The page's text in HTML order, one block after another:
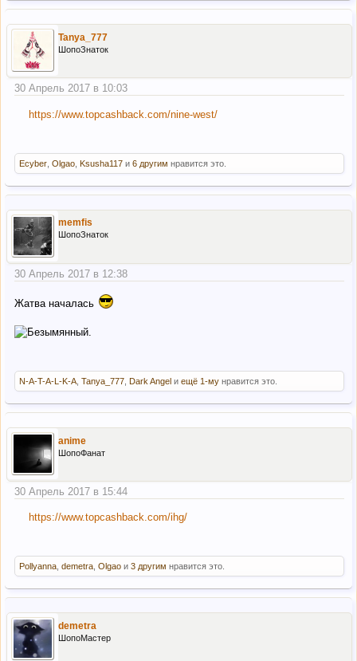
Tanya_777
ШопоЗнаток
30 Апрель 2017 в 10:03
https://www.topcashback.com/nine-west/
Ecyber Olgao Ksusha117 и 6 другим нравится это.
memfis
ШопоЗнаток
30 Апрель 2017 в 12:38
Жатва началась
N-A-T-A-L-K-A Tanya_777 Dark Angel и ещё 1-му нравится это.
anime
ШопоФанат
30 Апрель 2017 в 15:44
https://www.topcashback.com/ihg/
Pollyanna, demetra, Olgao и 3 другим нравится это.
demetra
ШопоМастер